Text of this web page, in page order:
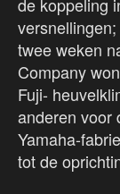
twee weken
Company
Fuji-
anderen voor
Yamaha-
tot de